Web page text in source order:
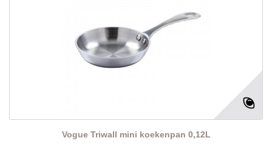
Vogue Triwall mini koekenpan 0,12L